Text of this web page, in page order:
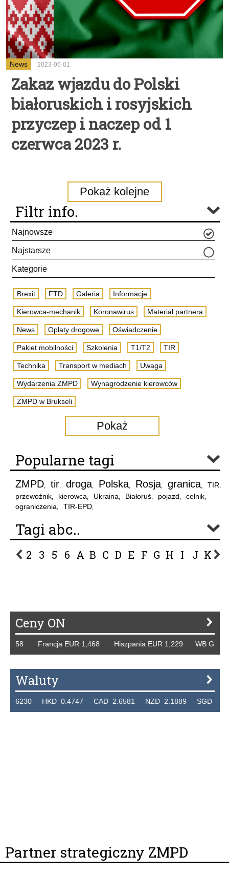
News 2023-06-01
Zakaz wjazdu do Polski
białoruskich i rosyjskich
przyczep i naczep od 1
czerwca 2023 r.
Pokaż kolejne
Filtr info.
Najnowsze
Najstarsze
Kategorie
Brexit FTD Galeria Informacje
Kierowca-mechanik Koronawirus Materiał partnera
News Opłaty drogowe Oświadczenie
Pakiet mobilności Szkolenia T1/T2 TIR
Technika Transport w mediach Uwaga
Wydarzenia ZMPD Wynagrodzenie kierowców
ZMPD w Brukseli
Pokaż
Popularne tagi
ZMPD, tir, droga, Polska, Rosja, granica, TIR,
przewoźnik, kierowca, Ukraina, Białoruś, pojazd, celnik,
ograniczenia, TIR-EPD,
Tagi abc..
2 3 5 6 A B C D E F G H I J K L
Ceny ON
Francja EUR 1,468 Hiszpania EUR 1,229 WB GBP
Waluty
HKD 0.4747 CAD 2.6581 NZD 2.1889 SGD
Partner strategiczny ZMPD